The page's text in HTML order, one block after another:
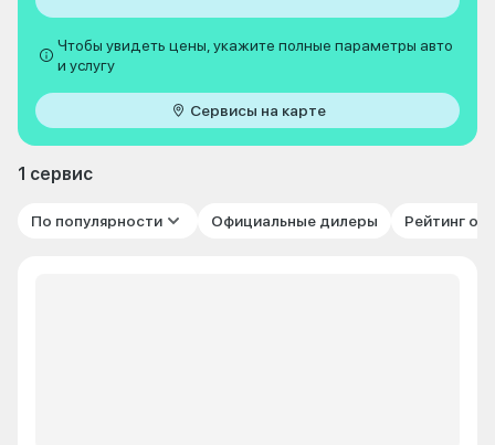
Чтобы увидеть цены, укажите полные параметры авто
и услугу
Сервисы на карте
1 сервис
По популярности Официальные дилеры Рейтинг